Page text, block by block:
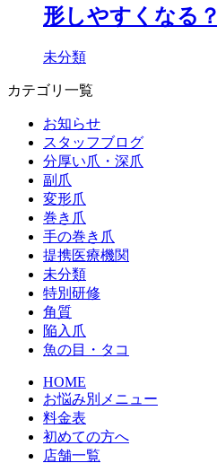
形しやすくなる？
未分類
カテゴリ一覧
お知らせ
スタッフブログ
分厚い爪・深爪
副爪
変形爪
巻き爪
手の巻き爪
提携医療機関
未分類
特別研修
角質
陥入爪
魚の目・タコ
HOME
お悩み別メニュー
料金表
初めての方へ
店舗一覧